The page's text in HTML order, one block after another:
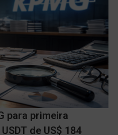
para primeira
de US$ 184